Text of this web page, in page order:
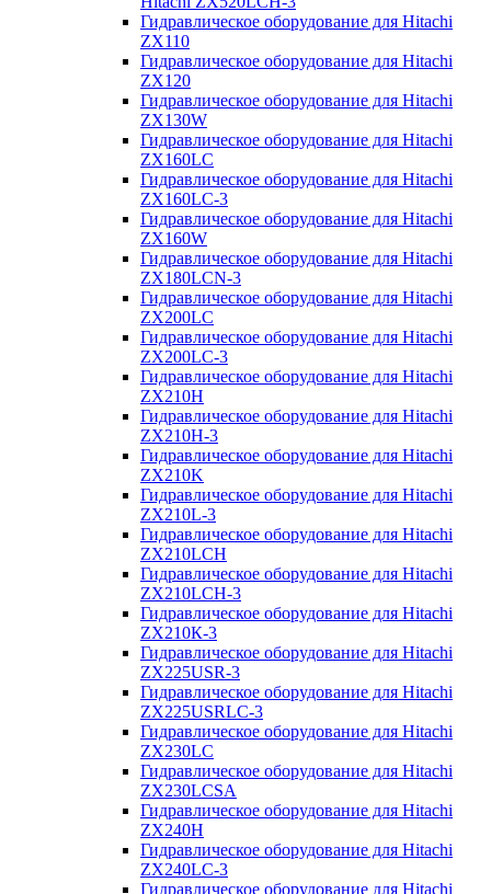
Гидравлическое оборудование для Hitachi
ZX110
Гидравлическое оборудование для Hitachi
ZX120
Гидравлическое оборудование для Hitachi
ZX130W
Гидравлическое оборудование для Hitachi
ZX160LC
Гидравлическое оборудование для Hitachi
ZX160LC-3
Гидравлическое оборудование для Hitachi
ZX160W
Гидравлическое оборудование для Hitachi
ZX180LCN-3
Гидравлическое оборудование для Hitachi
ZX200LC
Гидравлическое оборудование для Hitachi
ZX200LC-3
Гидравлическое оборудование для Hitachi
ZX210H
Гидравлическое оборудование для Hitachi
ZX210H-3
Гидравлическое оборудование для Hitachi
ZX210K
Гидравлическое оборудование для Hitachi
ZX210L-3
Гидравлическое оборудование для Hitachi
ZX210LCH
Гидравлическое оборудование для Hitachi
ZX210LCH-3
Гидравлическое оборудование для Hitachi
ZX210К-3
Гидравлическое оборудование для Hitachi
ZX225USR-3
Гидравлическое оборудование для Hitachi
ZX225USRLC-3
Гидравлическое оборудование для Hitachi
ZX230LC
Гидравлическое оборудование для Hitachi
ZX230LCSA
Гидравлическое оборудование для Hitachi
ZX240H
Гидравлическое оборудование для Hitachi
ZX240LC-3
Гидравлическое оборудование для Hitachi